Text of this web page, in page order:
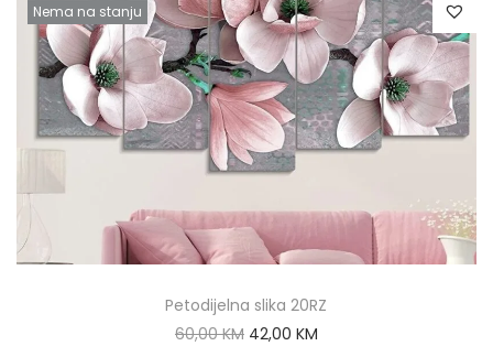
Nema na stanju
Petodijelna slika 20RZ
60,00KM 42,00 KM